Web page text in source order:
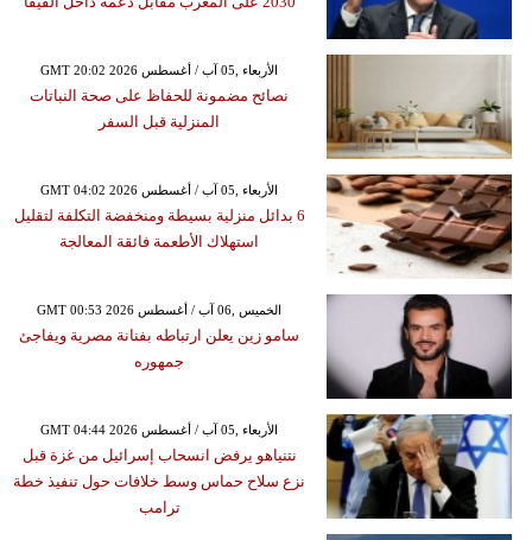
GMT 20:02 2026 الأربعاء ,05 آب / أغسطس
نصائح مضمونة للحفاظ على صحة النباتات
المنزلية قبل السفر
GMT 04:02 2026 الأربعاء ,05 آب / أغسطس
6 بدائل منزلية بسيطة ومنخفضة التكلفة لتقليل
استهلاك الأطعمة فائقة المعالجة
GMT 00:53 2026 الخميس ,06 آب / أغسطس
سامو زين يعلن ارتباطه بفنانة مصرية ويفاجئ
جمهوره
GMT 04:44 2026 الأربعاء ,05 آب / أغسطس
نتنياهو يرفض انسحاب إسرائيل من غزة قبل
نزع سلاح حماس وسط خلافات حول تنفيذ خطة
ترامب